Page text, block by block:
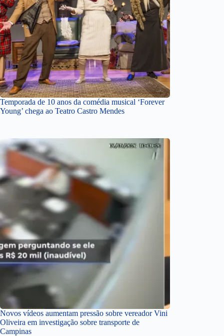
Temporada de 10 anos da comédia musical ‘Forever
Young’ chega ao Teatro Castro Mendes
Novos vídeos aumentam pressão sobre vereador Vini
Oliveira em investigação sobre transporte de
Campinas